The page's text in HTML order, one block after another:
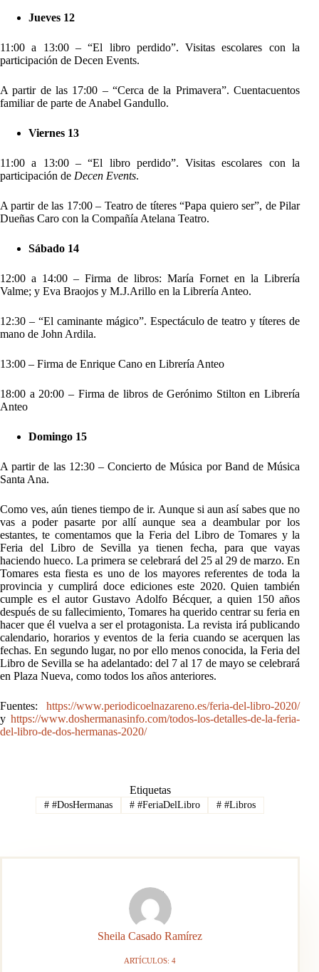
Jueves 12
11:00 a 13:00 – “El libro perdido”. Visitas escolares con la
participación de Decen Events.
A partir de las 17:00 – “Cerca de la Primavera”. Cuentacuentos
familiar de parte de Anabel Gandullo.
Viernes 13
11:00 a 13:00 – “El libro perdido”. Visitas escolares con la
participación de Decen Events.
A partir de las 17:00 – Teatro de títeres “Papa quiero ser”, de Pilar
Dueñas Caro con la Compañía Atelana Teatro.
Sábado 14
12:00 a 14:00 – Firma de libros: María Fornet en la Librería
Valme; y Eva Braojos y M.J.Arillo en la Librería Anteo.
12:30 – “El caminante mágico”. Espectáculo de teatro y títeres de
mano de John Ardila.
13:00 – Firma de Enrique Cano en Librería Anteo
18:00 a 20:00 – Firma de libros de Gerónimo Stilton en Librería
Anteo
Domingo 15
A partir de las 12:30 – Concierto de Música por Band de Música
Santa Ana.
Como ves, aún tienes tiempo de ir. Aunque si aun así sabes que no
vas a poder pasarte por allí aunque sea a deambular por los
estantes, te comentamos que la Feria del Libro de Tomares y la
Feria del Libro de Sevilla ya tienen fecha, para que vayas
haciendo hueco. La primera se celebrará del 25 al 29 de marzo. En
Tomares esta fiesta es uno de los mayores referentes de toda la
provincia y cumplirá doce ediciones este 2020. Quien también
cumple es el autor Gustavo Adolfo Bécquer, a quien 150 años
después de su fallecimiento, Tomares ha querido centrar su feria en
hacer que él vuelva a ser el protagonista. La revista irá publicando
calendario, horarios y eventos de la feria cuando se acerquen las
fechas. En segundo lugar, no por ello menos conocida, la Feria del
Libro de Sevilla se ha adelantado: del 7 al 17 de mayo se celebrará
en Plaza Nueva, como todos los años anteriores.
Fuentes:https://www.periodicoelnazareno.es/feria-del-libro-2020/
yhttps://www.doshermanasinfo.com/todos-los-detalles-de-la-feria-
del-libro-de-dos-hermanas-2020/
Etiquetas
##DosHermanas ##FeriaDelLibro # #Libros
Sheila Casado Ramírez
ARTÍCULOS: 4